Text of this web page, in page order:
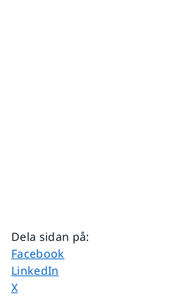
Dela sidan på:
Dela sidan på
Facebook
Dela sidan på
LinkedIn
Dela sidan på
X